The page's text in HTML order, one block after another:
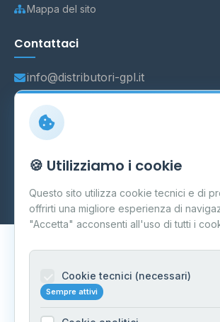
Mappa del sito
Contattaci
info@distributori-gpl.it
Carpi P.IVA 03859300364
Dati forniti daMinistero delle Imprese e
Aggiornamento quotidiano
🍪 Utilizziamo i cookie
Questo sito utilizza cookie tecnici e di
offrirti una migliore esperienza di
"Accetta" acconsenti all'uso di tutti i
Cookie tecnici (necessari)
Sempre attivi